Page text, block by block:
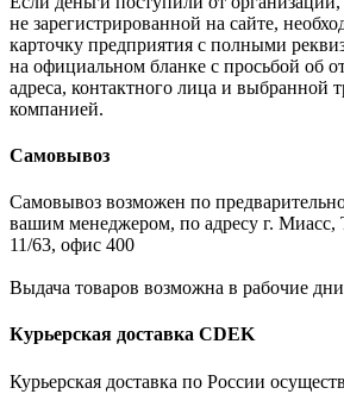
не зарегистрированной на сайте,
карточку предприятия с полными
на официальном бланке с просьбой об
адреса, контактного лица и выбранной
компанией.
Самовывоз
Самовывоз возможен по
вашим менеджером, по адресу г. Миасс,
11/63, офис 400
Выдача товаров возможна в рабочие
Курьерская доставка CDEK
Курьерская доставка по России